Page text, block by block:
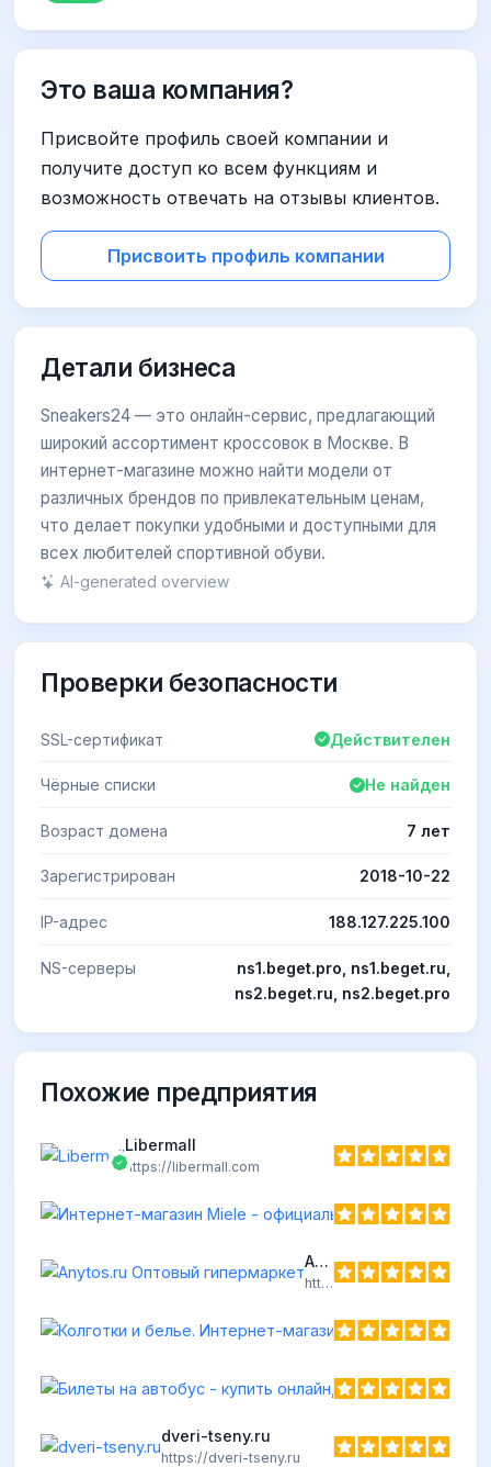
Это ваша компания?
Присвойте профиль своей компании и
получите доступ ко всем функциям и
возможность отвечать на отзывы клиентов.
Присвоить профиль компании
Детали бизнеса
Sneakers24 — это онлайн-сервис, предлагающий
широкий ассортимент кроссовок в Москве. В
интернет-магазине можно найти модели от
различных брендов по привлекательным ценам,
что делает покупки удобными и доступными для
всех любителей спортивной обуви.
AI-generated overview
Проверки безопасности
SSL-сертификат Действителен
Чёрные списки Не найден
Возраст домена 7 лет
Зарегистрирован 2018-10-22
IP-адрес 188.127.225.100
NS-серверы
ns1.beget.pro, ns1.beget.ru,
ns2.beget.ru, ns2.beget.pro
Похожие предприятия
Libermall
https://libermall.com
Anytos.ru Оптовый гипермаркет
https://anytos.ru
https://
dveri-tseny.ru
https://dveri-tseny.ru